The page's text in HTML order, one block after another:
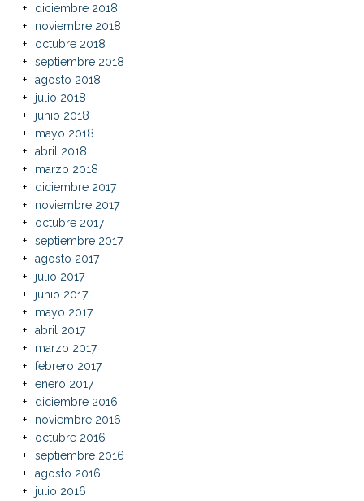
diciembre 2018
noviembre 2018
octubre 2018
septiembre 2018
agosto 2018
julio 2018
junio 2018
mayo 2018
abril 2018
marzo 2018
diciembre 2017
noviembre 2017
octubre 2017
septiembre 2017
agosto 2017
julio 2017
junio 2017
mayo 2017
abril 2017
marzo 2017
febrero 2017
enero 2017
diciembre 2016
noviembre 2016
octubre 2016
septiembre 2016
agosto 2016
julio 2016